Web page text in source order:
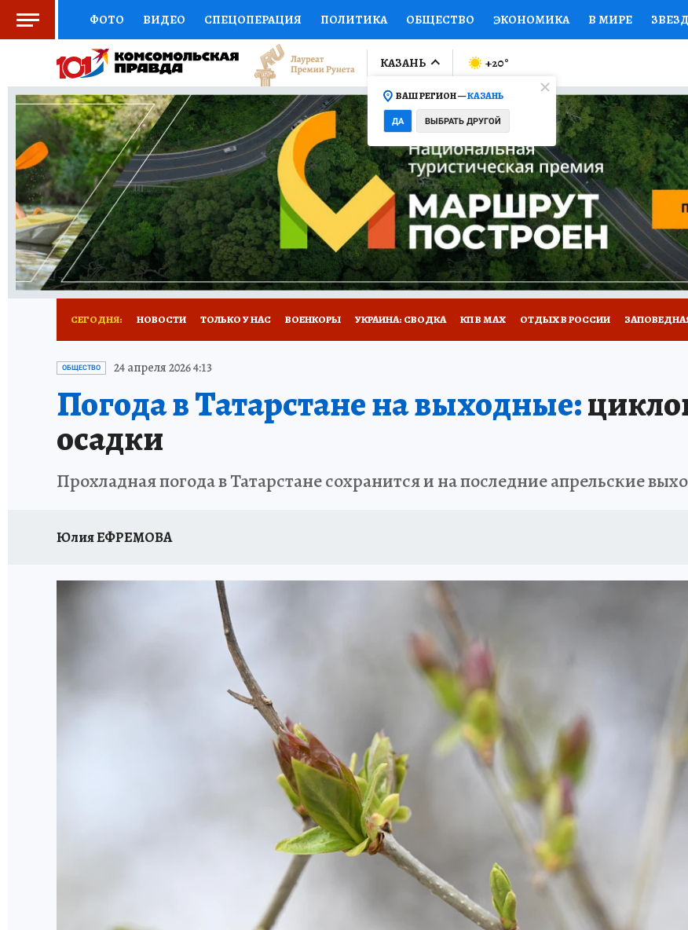
ФОТО ВИДЕО СПЕЦОПЕРАЦИЯ ПОЛИТИКА ОБЩЕСТВО ЭКОНОМИКА В МИРЕ
СОЦПОДДЕРЖКА НАУКА СПОРТ КОЛУМНИСТЫ ПРОИСШЕСТВИЯ НАЦИОНАЛЬНЫЕ
ВЫБОР ЭКСПЕРТОВ ДОКТОР ФИНАНСЫ ОТКРЫВАЕМ МИР Я ЗНАЮ СЕМЬЯ ЖЕНСКИЕ
КНИЖНАЯ ПОЛКА ПРОГНОЗЫ НА СПОРТ ПРОМОКОДЫ СЕРИАЛЫ СПЕЦПРОЕКТЫ
ПРЕСС-ЦЕНТР НЕДВИЖИМОСТЬ ТЕЛЕВИЗОР КОЛЛЕКЦИИ КОНКУРСЫ РАБОТА У НАС
РАДИО КП РЕКЛАМА ТЕСТЫ НОВОЕ НА САЙТЕ
КАЗАНЬ
ВАШ РЕГИОН —КАЗАНЬ
ДА ВЫБРАТЬ ДРУГОЙ
+20°
СЕГОДНЯ: НОВОСТИ ТОЛЬКО У НАС ВОЕНКОРЫ УКРАИНА: СВОДКА КП В МАХ ОТДЫХ В РОССИИ
ТЕРРИТОРИЯ ДОБРА
ОБЩЕСТВО 24 апреля 2026 4:13
Погода в Татарстане на выходные:
осадки
Прохладная погода в Татарстане сохранится и на последние апрельские
Юлия ЕФРЕМОВА